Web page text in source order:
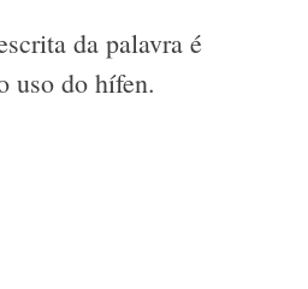
da palavra é
uso do hífen.